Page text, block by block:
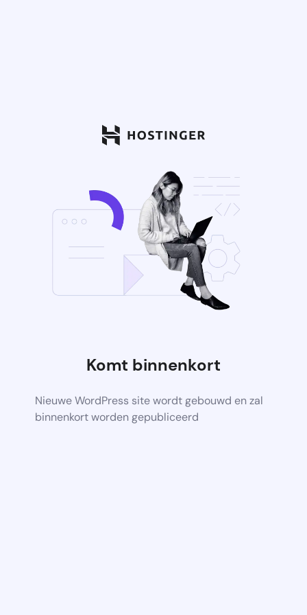
Komt binnenkort
Nieuwe WordPress site wordt gebouwd en zal
binnenkort worden gepubliceerd